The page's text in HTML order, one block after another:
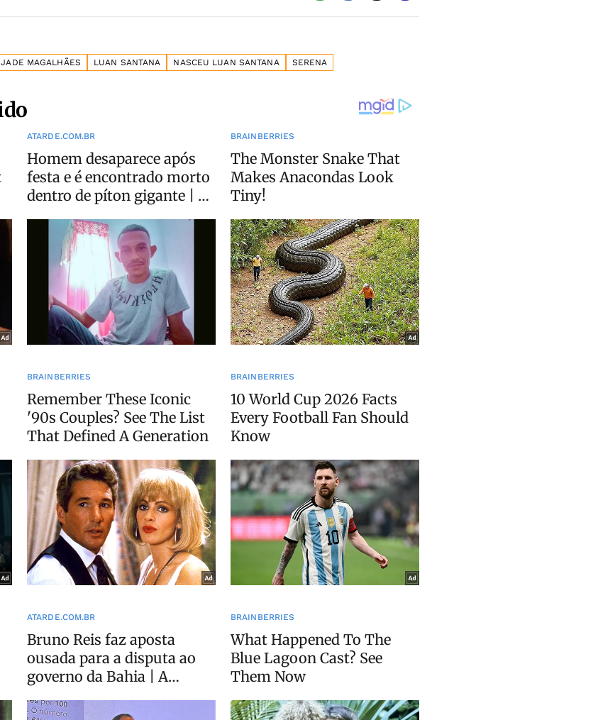
JADE MAGALHÃES LUAN SANTANA NASCEU LUAN SANTANA SERENA